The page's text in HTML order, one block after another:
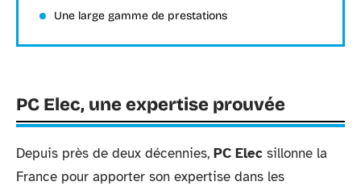
Une large gamme de prestations
PC Elec, une expertise prouvée
Depuis près de deux décennies, PC Elec sillonne la
France pour apporter son expertise dans les